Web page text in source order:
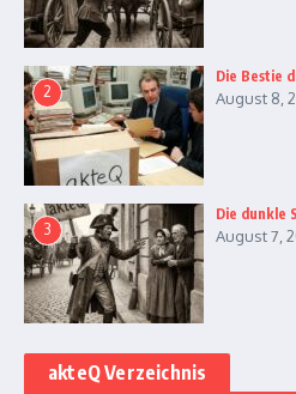
2
Die Bestie
August 8,
3
Die dunkle
August 7,
akteQ Verzeichnis